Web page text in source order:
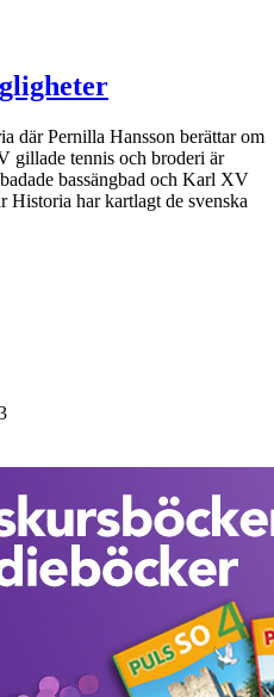
där Pernilla Hansson berättar om
gillade tennis och broderi är
bassängbad och Karl XV
Historia har kartlagt de svenska